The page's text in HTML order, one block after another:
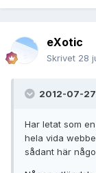
eXotic
Skrivet 28
2012-07-27
Har letat som
hela vida
sådant här